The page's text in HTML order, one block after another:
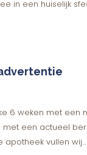
in een huiselijk
6 weken met een
een actueel
apotheek vullen wij…